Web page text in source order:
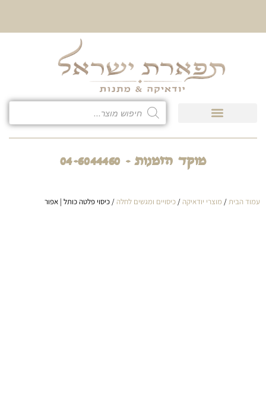
מוקד הזמנות - 04-6044460
עמוד הבית/ מוצרי יודאיקה/ כיסויים ומגשים לחלה/ כיסוי פלטה כותל | אפור